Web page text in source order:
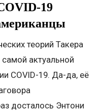
-19
теорий Такера
актуальной
COVID-19. Да-да, её
досталось Энтони